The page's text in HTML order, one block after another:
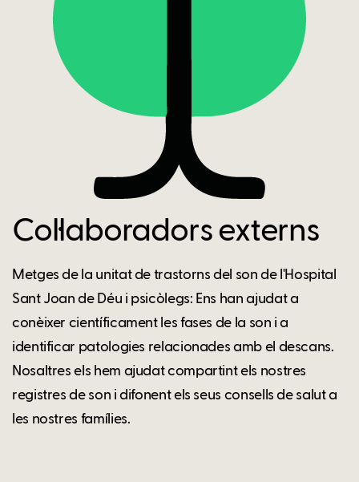
Col·laboradors externs
Metges de la unitat de trastorns del son de l'Hospital
Sant Joan de Déu i psicòlegs: Ens han ajudat a
conèixer científicament les fases de la son i a
identificar patologies relacionades amb el descans.
Nosaltres els hem ajudat compartint els nostres
registres de son i difonent els seus consells de salut a
les nostres famílies.